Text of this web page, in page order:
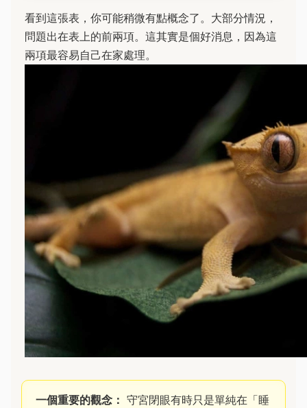
看到這張表，你可能稍微有點概念了。大部分情況，
問題出在表上的前兩項。這其實是個好消息，因為這
兩項最容易自己在家處理。
一個重要的觀念： 守宮閉眼有時只是單純在「睡